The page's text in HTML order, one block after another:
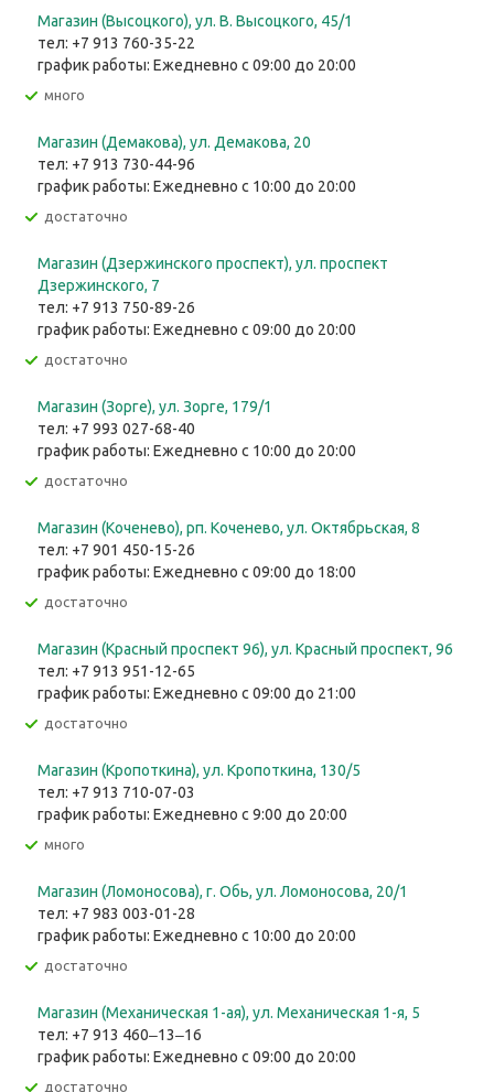
Магазин (Высоцкого), ул. ​В. Высоцкого, 45/1
тел: +7 913 760-35-22
график работы: Ежедневно с 09:00 до 20:00
Много
Магазин (Демакова), ул. Демакова, 20
тел: +7 913 730-44-96
график работы: Ежедневно с 10:00 до 20:00
Достаточно
Магазин (Дзержинского проспект), ул. проспект
Дзержинского, 7
тел: +7 913 750-89-26
график работы: Ежедневно с 09:00 до 20:00
Достаточно
Магазин (Зорге), ул. Зорге, 179/1
тел: +7 993 027-68-40
график работы: Ежедневно с 10:00 до 20:00
Достаточно
Магазин (Коченево), рп. Коченево, ул. Октябрьская, 8
тел: +7 901 450-15-26
график работы: Ежедневно с 09:00 до 18:00
Достаточно
Магазин (Красный проспект 96), ул. Красный проспект, 96
тел: +7 913 951-12-65
график работы: Ежедневно с 09:00 до 21:00
Достаточно
Магазин (Кропоткина), ул. ​Кропоткина, 130/5
тел: +7 913 710-07-03
график работы: Ежедневно с 9:00 до 20:00
Много
Магазин (Ломоносова), г. Обь, ул. ​Ломоносова, 20/1
тел: +7 983 003-01-28
график работы: Ежедневно с 10:00 до 20:00
Достаточно
Магазин (Механическая 1-ая), ул. ​Механическая 1-я, 5
тел: +7 913 460‒13‒16
график работы: Ежедневно с 09:00 до 20:00
Достаточно